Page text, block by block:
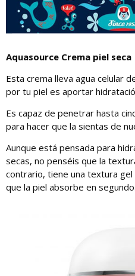
Aquasource Crema piel seca
Esta crema lleva agua celular
por tu piel es aportar
Es capaz de penetrar hasta
para hacer que la sientas de
Aunque está pensada para
secas, no penséis que la
contrario, tiene una textura
que la piel absorbe en